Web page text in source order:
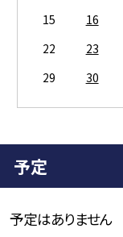
15
16
22
23
29
30
予定
予定はありません